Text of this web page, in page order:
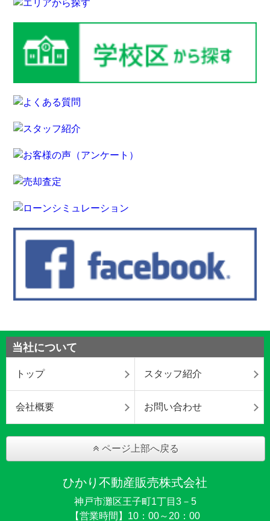
当社について
トップ スタッフ紹介
会社概要 お問い合わせ
ページ上部へ戻る
ひかり不動産販売株式会社
神戸市灘区王子町1丁目3－5
【営業時間】10：00～20：00